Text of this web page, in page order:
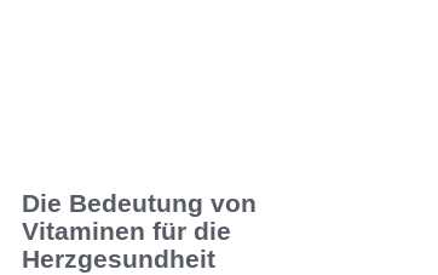
Die Bedeutung von
Vitaminen für die
Herzgesundheit